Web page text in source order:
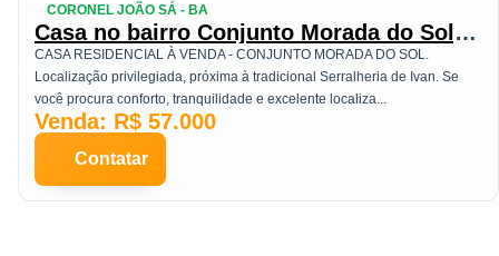
CORONEL JOÃO SÁ - BA
Casa no bairro Conjunto Morada do Sol,
em Coronel João Sá
CASA RESIDENCIAL À VENDA - CONJUNTO MORADA DO SOL.
Localização privilegiada, próxima à tradicional Serralheria de Ivan. Se
você procura conforto, tranquilidade e excelente localiza...
Venda: R$ 57.000
Contatar